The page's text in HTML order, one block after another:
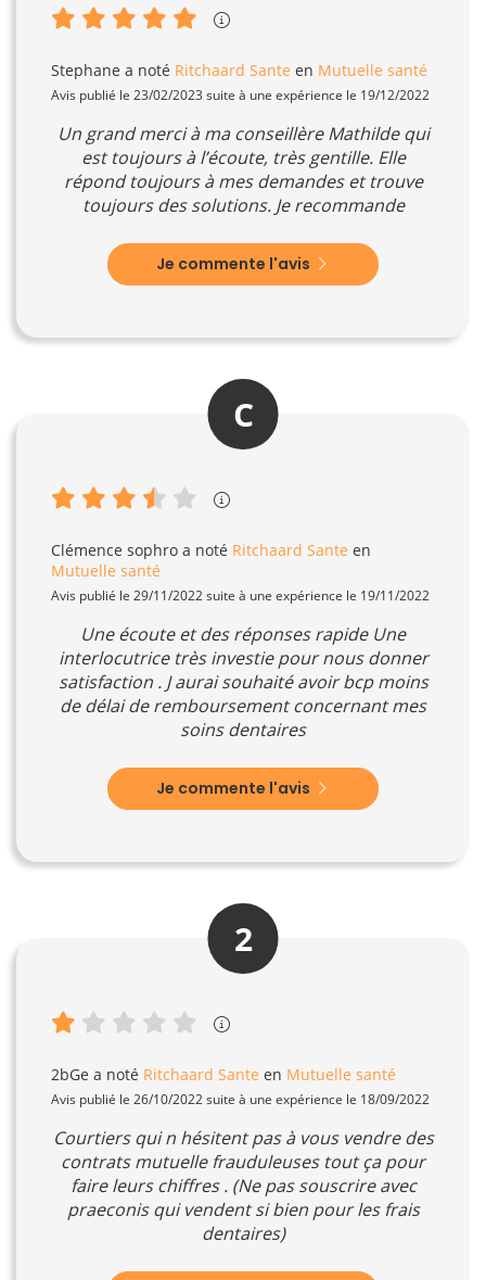
Stephane a noté Ritchaard Sante en Mutuelle santé
Avis publié le 23/02/2023 suite à une expérience le 19/12/2022
Un grand merci à ma conseillère Mathilde qui
est toujours à l’écoute, très gentille. Elle
répond toujours à mes demandes et trouve
toujours des solutions. Je recommande
Je commente l'avis
C
Clémence sophro a noté Ritchaard Sante en
Mutuelle santé
Avis publié le 29/11/2022 suite à une expérience le 19/11/2022
Une écoute et des réponses rapide Une
interlocutrice très investie pour nous donner
satisfaction . J aurai souhaité avoir bcp moins
de délai de remboursement concernant mes
soins dentaires
Je commente l'avis
2
2bGe a noté Ritchaard Sante en Mutuelle santé
Avis publié le 26/10/2022 suite à une expérience le 18/09/2022
Courtiers qui n hésitent pas à vous vendre des
contrats mutuelle frauduleuses tout ça pour
faire leurs chiffres . (Ne pas souscrire avec
praeconis qui vendent si bien pour les frais
dentaires)